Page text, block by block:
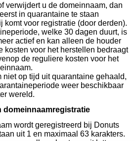
verwijdert u de domeinnaam, dan
in quarantaine te staan
komt voor registratie (door derden).
welke 30 dagen duurt, is
actief en kan alleen de houder
kosten voor het herstellen bedraagt
de reguliere kosten voor het
niet op tijd uit quarantaine gehaald,
weer beschikbaar
wereld.
domeinnaamregistratie
wordt geregistreerd bij Donuts
uit 1 en maximaal 63 karakters.